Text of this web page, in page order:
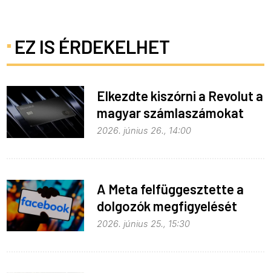
EZ IS ÉRDEKELHET
Elkezdte kiszórni a Revolut a
magyar számlaszámokat
2026. június 26., 14:00
A Meta felfüggesztette a
dolgozók megfigyelését
2026. június 25., 15:30